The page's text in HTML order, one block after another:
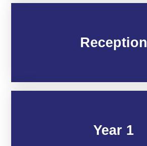
Reception
Year 1